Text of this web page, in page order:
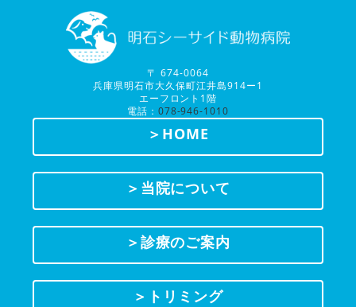
〒 674-0064
兵庫県明石市大久保町江井島914ー1
エーフロント1階
電話： 078-946-1010
＞HOME
＞当院について
＞診療のご案内
＞トリミング